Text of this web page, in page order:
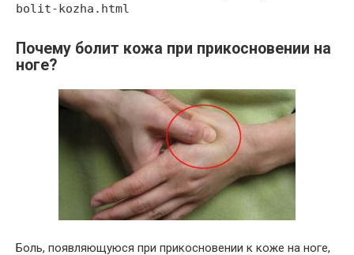
bolit-kozha.html
Почему болит кожа при прикосновении на
ноге?
Боль, появляющуюся при прикосновении к коже на ноге,